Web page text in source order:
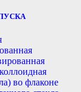
во флаконе